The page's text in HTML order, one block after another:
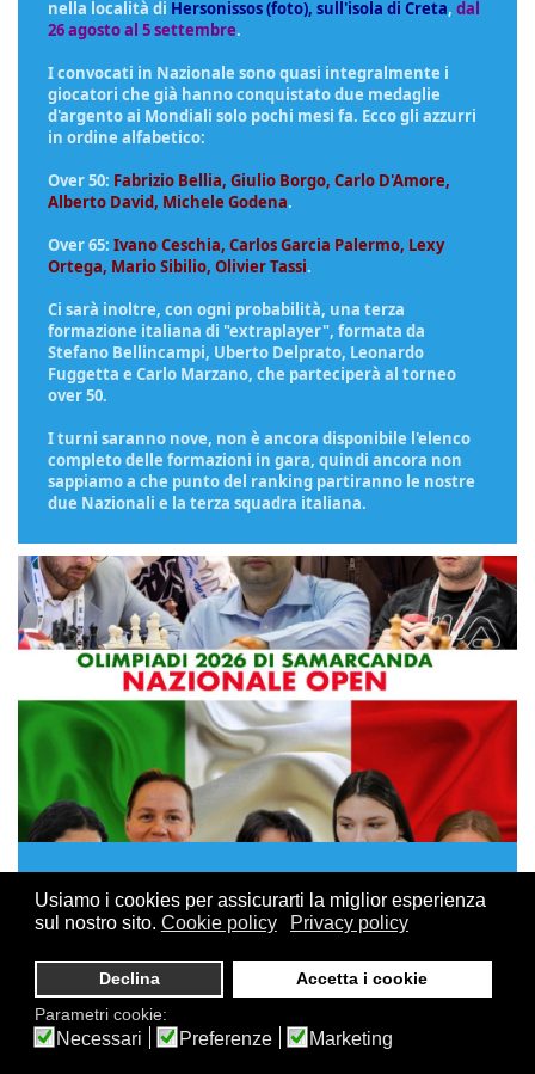
Usiamo i cookies per assicurarti la miglior esperienza
sul nostro sito. Cookie policy Privacy policy
Declina
Accetta i cookie
Parametri cookie:
Necessari Preferenze Marketing
nella località di Hersonissos (foto), sull'isola di Creta, dal
26 agosto al 5 settembre.
I convocati in Nazionale sono quasi integralmente i
giocatori che già hanno conquistato due medaglie
d'argento ai Mondiali solo pochi mesi fa. Ecco gli azzurri
in ordine alfabetico:
Over 50: Fabrizio Bellia, Giulio Borgo, Carlo D'Amore,
Alberto David, Michele Godena.
Over 65: Ivano Ceschia, Carlos Garcia Palermo, Lexy
Ortega, Mario Sibilio, Olivier Tassi.
Ci sarà inoltre, con ogni probabilità, una terza
formazione italiana di "extraplayer", formata da
Stefano Bellincampi, Uberto Delprato, Leonardo
Fuggetta e Carlo Marzano, che parteciperà al torneo
over 50.
I turni saranno nove, non è ancora disponibile l'elenco
completo delle formazioni in gara, quindi ancora non
sappiamo a che punto del ranking partiranno le nostre
due Nazionali e la terza squadra italiana.
15 GIUGNO, 2026
Olimpiadi di Samarcanda: i convocati delle
due Nazionali azzurre
Sono state diramate le convocazioni per i giocatori che
rappresenteranno l'Italia alle Olimpiadi degli scacchi
2026, in programma a Samarcanda (Uzbekistan) dal 15 al